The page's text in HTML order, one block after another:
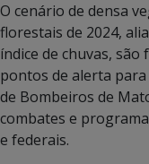
O cenário de densa
florestais de 2024,
índice de chuvas,
pontos de alerta
de Bombeiros de
combates e
e federais.